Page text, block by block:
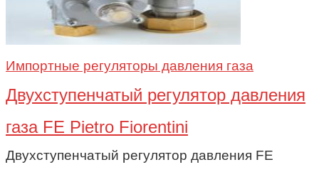
Импортные регуляторы давления газа
Двухступенчатый регулятор давления
газа FE Pietro Fiorentini
Двухступенчатый регулятор давления FE